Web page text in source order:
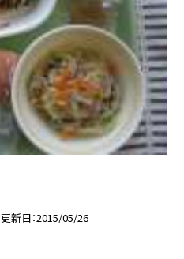
更新日 2015/05/26